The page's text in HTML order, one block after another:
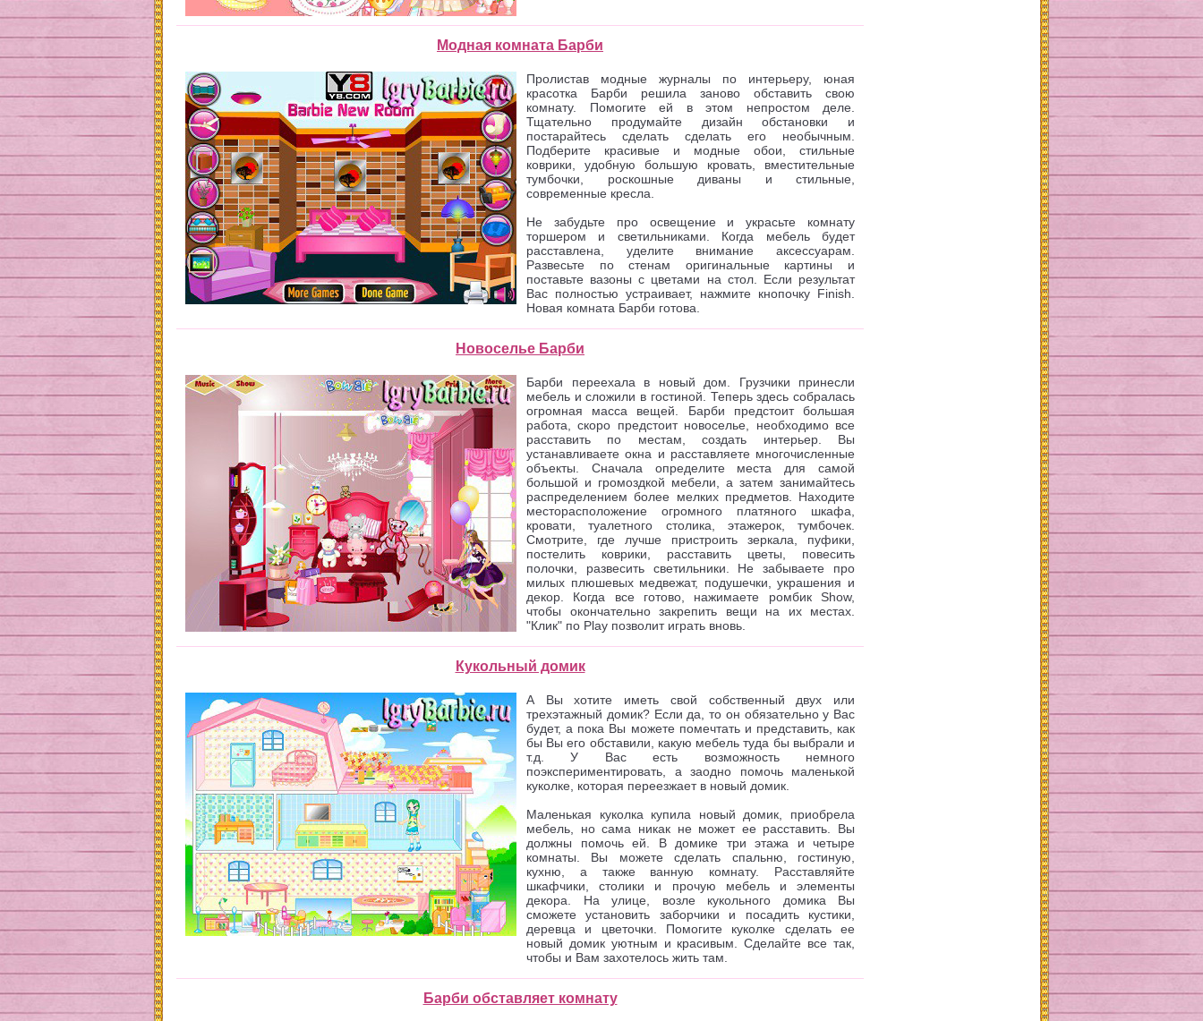
Модная комната Барби
Пролистав модные журналы по интерьеру, юная
красотка Барби решила заново обставить свою
комнату. Помогите ей в этом непростом деле.
Тщательно продумайте дизайн обстановки и
постарайтесь сделать сделать его необычным.
Подберите красивые и модные обои, стильные
коврики, удобную большую кровать, вместительные
тумбочки, роскошные диваны и стильные,
современные кресла.
Не забудьте про освещение и украсьте комнату
торшером и светильниками. Когда мебель будет
расставлена, уделите внимание аксессуарам.
Развесьте по стенам оригинальные картины и
поставьте вазоны с цветами на стол. Если результат
Вас полностью устраивает, нажмите кнопочку Finish.
Новая комната Барби готова.
Новоселье Барби
Барби переехала в новый дом. Грузчики принесли
мебель и сложили в гостиной. Теперь здесь собралась
огромная масса вещей. Барби предстоит большая
работа, скоро предстоит новоселье, необходимо все
расставить по местам, создать интерьер. Вы
устанавливаете окна и расставляете многочисленные
объекты. Сначала определите места для самой
большой и громоздкой мебели, а затем занимайтесь
распределением более мелких предметов. Находите
месторасположение огромного платяного шкафа,
кровати, туалетного столика, этажерок, тумбочек.
Смотрите, где лучше пристроить зеркала, пуфики,
постелить коврики, расставить цветы, повесить
полочки, развесить светильники. Не забываете про
милых плюшевых медвежат, подушечки, украшения и
декор. Когда все готово, нажимаете ромбик Show,
чтобы окончательно закрепить вещи на их местах.
"Клик" по Рlay позволит играть вновь.
Кукольный домик
А Вы хотите иметь свой собственный двух или
трехэтажный домик? Если да, то он обязательно у Вас
будет, а пока Вы можете помечтать и представить, как
бы Вы его обставили, какую мебель туда бы выбрали и
т.д. У Вас есть возможность немного
поэкспериментировать, а заодно помочь маленькой
куколке, которая переезжает в новый домик.
Маленькая куколка купила новый домик, приобрела
мебель, но сама никак не может ее расставить. Вы
должны помочь ей. В домике три этажа и четыре
комнаты. Вы можете сделать спальню, гостиную,
кухню, а также ванную комнату. Расставляйте
шкафчики, столики и прочую мебель и элементы
декора. На улице, возле кукольного домика Вы
сможете установить заборчики и посадить кустики,
деревца и цветочки. Помогите куколке сделать ее
новый домик уютным и красивым. Сделайте все так,
чтобы и Вам захотелось жить там.
Барби обставляет комнату